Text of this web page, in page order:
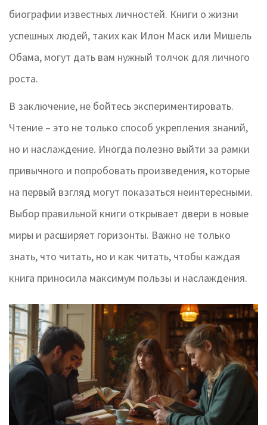
биографии известных личностей. Книги о жизни
успешных людей, таких как Илон Маск или Мишель
Обама, могут дать вам нужный толчок для личного
роста.
В заключение, не бойтесь экспериментировать.
Чтение – это не только способ укрепления знаний,
но и наслаждение. Иногда полезно выйти за рамки
привычного и попробовать произведения, которые
на первый взгляд могут показаться неинтересными.
Выбор правильной книги открывает двери в новые
миры и расширяет горизонты. Важно не только
знать, что читать, но и как читать, чтобы каждая
книга приносила максимум пользы и наслаждения.